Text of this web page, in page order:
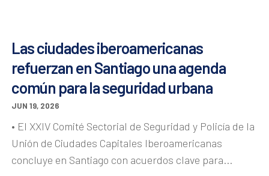
Las ciudades iberoamericanas
refuerzan en Santiago una agenda
común para la seguridad urbana
JUN 19, 2026
• El XXIV Comité Sectorial de Seguridad y Policía de la
Unión de Ciudades Capitales Iberoamericanas
concluye en Santiago con acuerdos clave para...